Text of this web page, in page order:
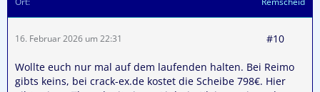
16. Februar 2026 um 22:31 #10
Wollte euch nur mal auf dem laufenden halten. Bei Reimo
gibts keins, bei crack-ex.de kostet die Scheibe 798€. Hier